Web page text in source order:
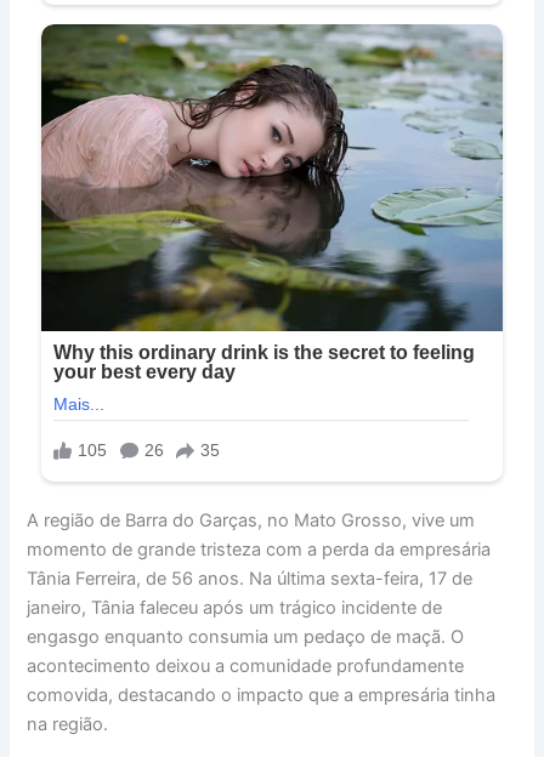
A região de Barra do Garças, no Mato Grosso, vive um
momento de grande tristeza com a perda da empresária
Tânia Ferreira, de 56 anos. Na última sexta-feira, 17 de
janeiro, Tânia faleceu após um trágico incidente de
engasgo enquanto consumia um pedaço de maçã. O
acontecimento deixou a comunidade profundamente
comovida, destacando o impacto que a empresária tinha
na região.